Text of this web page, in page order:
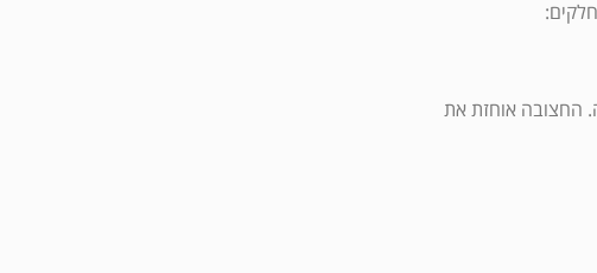
החצובה אוחזת את